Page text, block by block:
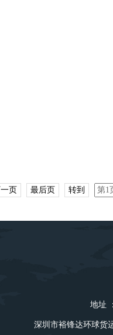
页 最后页 转到
地址
深圳市裕锋达环球货